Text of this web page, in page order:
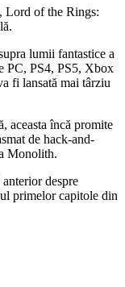
Lord of the Rings:
lumii fantastice a
PC, PS4, PS5, Xbox
fi lansată mai târziu
aceasta încă promite
de hack-and-
Monolith.
despre
primelor capitole din